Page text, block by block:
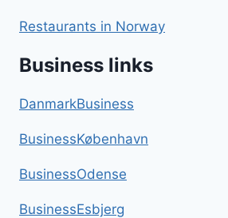
Restaurants in Norway
Business links
DanmarkBusiness
BusinessKøbenhavn
BusinessOdense
BusinessEsbjerg